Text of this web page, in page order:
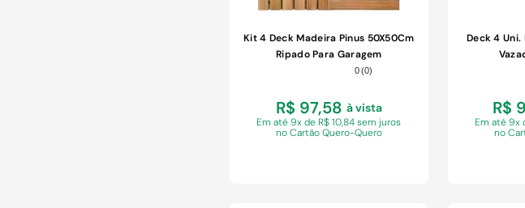
Kit 4 Deck Madeira Pinus 50X50Cm
Ripado Para Garagem
0(0)
R$ 97,58 à vista
Ematé 9x de R$ 10,84 sem juros
no Cartão Quero-Quero
Deck 4
R$
Em até 9x
no